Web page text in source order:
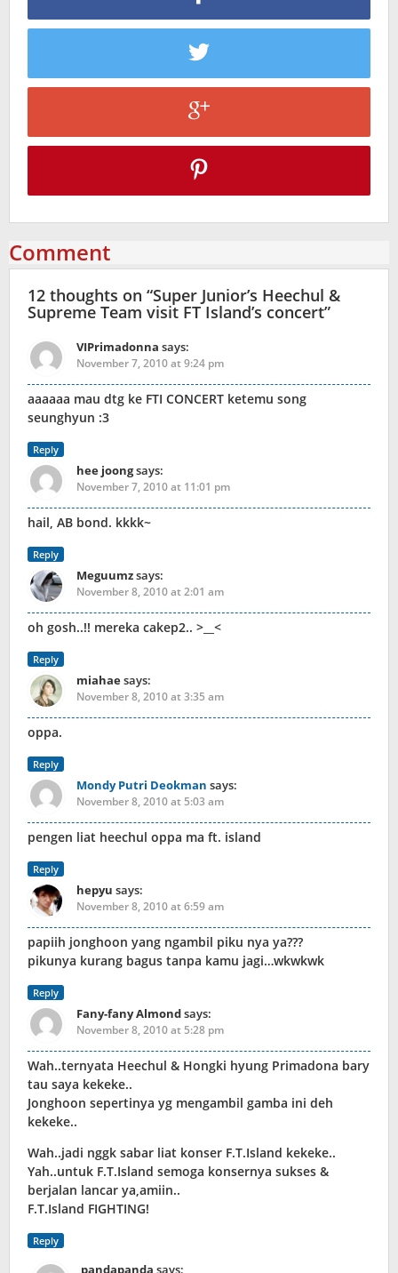
Comment
12 thoughts on “Super Junior’s Heechul &
Supreme Team visit FT Island’s concert”
VIPrimadonna says:
November 7, 2010 at 9:24 pm
aaaaaa mau dtg ke FTI CONCERT ketemu song
seunghyun :3
Reply
hee joongsays:
November 7, 2010 at 11:01 pm
hail, AB bond. kkkk~
Reply
Meguumzsays:
November 8, 2010 at 2:01 am
oh gosh..!! mereka cakep2.. >__<
Reply
miahaesays:
November 8, 2010 at 3:35 am
oppa.
Reply
Mondy Putri Deokman says:
November 8, 2010 at 5:03 am
pengen liat heechul oppa ma ft. island
Reply
hepyu says:
November 8, 2010 at 6:59 am
papiih jonghoon yang ngambil piku nya ya???
pikunya kurang bagus tanpa kamu jagi…wkwkwk
Reply
Fany-fany Almondsays:
November 8, 2010 at 5:28 pm
Wah..ternyata Heechul & Hongki hyung Primadona bary
tau saya kekeke..
Jonghoon sepertinya yg mengambil gamba ini deh
kekeke..
Wah..jadi nggk sabar liat konser F.T.Island kekeke..
Yah..untuk F.T.Island semoga konsernya sukses &
berjalan lancar ya,amiin..
F.T.Island FIGHTING!
Reply